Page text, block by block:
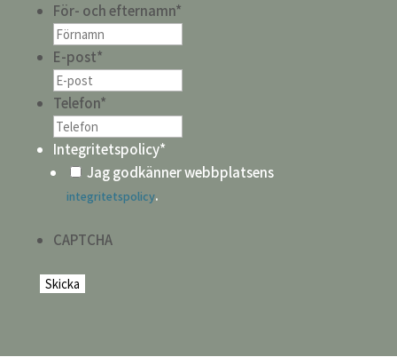
För- och efternamn*
E-post*
Telefon*
Integritetspolicy*
Jag godkänner webbplatsens
integritetspolicy.
CAPTCHA